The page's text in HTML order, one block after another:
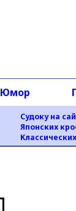
Судоку на
Японских
Юмор